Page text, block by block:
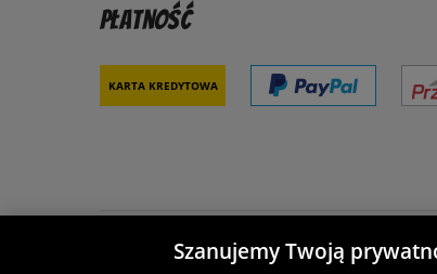
Płatność
Karta kredytowa
Partnerzy i bezpieczeństwo
Szanujemy Twoją